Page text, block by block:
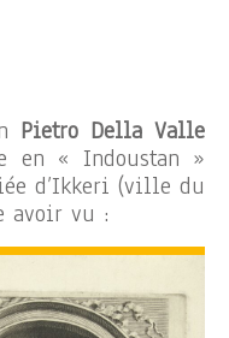
Pietro Della Valle
en « Indoustan »
d’Ikkeri (ville du
avoir vu :